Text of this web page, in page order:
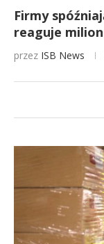
Firmy
reaguje
przez ISB News